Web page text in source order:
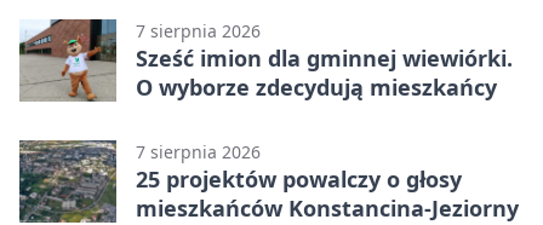
7 sierpnia 2026
Sześć imion dla gminnej wiewiórki.
O wyborze zdecydują mieszkańcy
7 sierpnia 2026
25 projektów powalczy o głosy
mieszkańców Konstancina-Jeziorny